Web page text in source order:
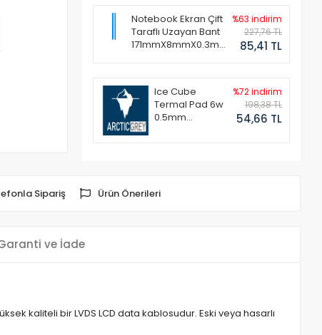
Notebook Ekran Çift
Taraflı Uzayan Bant
171mmX8mmX0.3mm
%63 indirim
227,76 TL
85,41 TL
Ice Cube
Termal Pad 6w
0.5mm
%72 indirim
198,38 TL
54,66 TL
Sipariş Ürün Önerileri
ve İade
kaliteli bir LVDS LCD data kablosudur. Eski veya hasarlı